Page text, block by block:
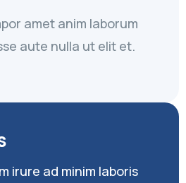
amet anim laborum
aute nulla ut elit et.
irure ad minim laboris